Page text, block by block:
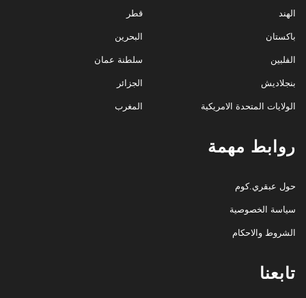
قطر
البحرين
سلطنة عمان
الجزائر
المغرب
الهند
باكستان
الفلبين
بنجلاديش
الولايات المتحدة الامريكية
روابط مهمة
حول عبقري.كوم
سياسة الخصوصية
الشروط والاحكام
تابعنا